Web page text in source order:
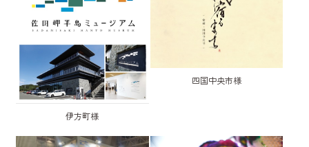
伊方町様
四国中央市様